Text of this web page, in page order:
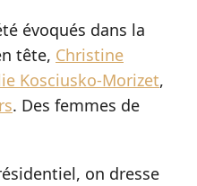
évoqués dans la
tête, Christine
Kosciusko-Morizet,
. Des femmes de
on dresse